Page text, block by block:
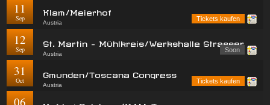
11
Sep
Klam/Meierhof
Austria
Tickets kaufen
12
Sep
St. Martin - Mühlkreis/Werkshalle Strasser
Austria
Soon
31
Oct
Gmunden/Toscana Congress
Austria
Tickets kaufen
06